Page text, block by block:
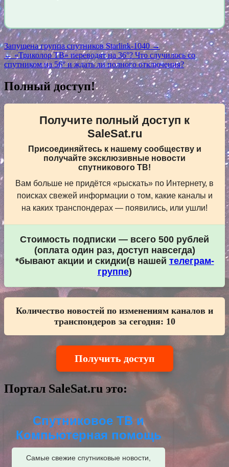
Навигация
по
записям
Запущена группа спутников Starlink-1040 →
← «Триколор ТВ» переводят на 36°? Что случилось со
спутником на 56° и ждать ли полного отключения?
Полный доступ!
Получите полный доступ к
SaleSat.ru
Присоединяйтесь к нашему сообществу и
получайте эксклюзивные новости
спутникового ТВ!
Вам больше не придётся «рыскать» по Интернету, в
поисках свежей информации о том, какие каналы и
на каких транспондерах — появились, или ушли!
Стоимость подписки — всего 500 рублей
(оплата один раз, доступ навсегда)
*бывают акции и скидки(в нашей телеграм-
группе)
Количество новостей по изменениям каналов и
транспондеров за сегодня: 10
Получить доступ
Портал SaleSat.ru это:
Спутниковое ТВ и
Компьютерная помощь
Самые свежие спутниковые новости,